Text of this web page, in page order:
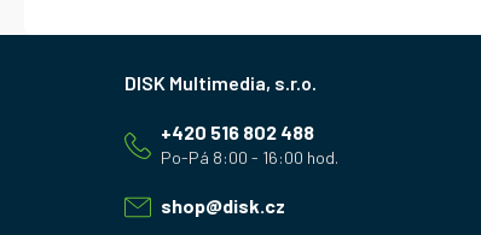
shop@disk.cz
+420 516 802 488